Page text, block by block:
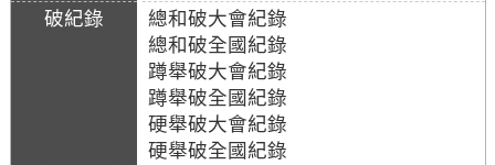
總和破大會紀錄
總和破全國紀錄
蹲舉破大會紀錄
蹲舉破全國紀錄
硬舉破大會紀錄
硬舉破全國紀錄